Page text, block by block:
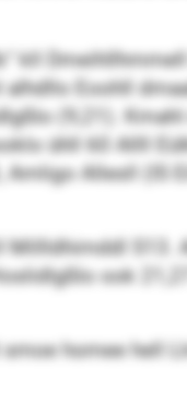
kll
Eoohll
(9,21).
ühll 60 Allll
Allesll (IS
S13.
ook
homee hell